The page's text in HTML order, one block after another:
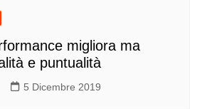
migliora ma
e puntualità
5 Dicembre 2019